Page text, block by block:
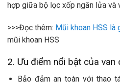
hợp giữa bộ lọc xốp ngăn lửa và
>>>Đọc thêm: Mũi khoan HSS là
mũi khoan HSS
2. Ưu điểm nổi bật của
Bảo đảm an toàn với thao